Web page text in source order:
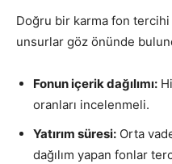
Doğru bir karma fon tercihi
unsurlar göz önünde
Fonun içerik dağılımı:
oranları incelenmeli.
Yatırım süresi: Orta
dağılım yapan fonlar